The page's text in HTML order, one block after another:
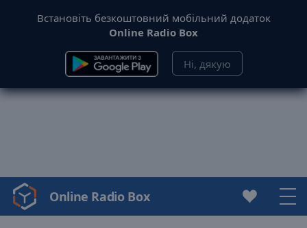
Встановіть безкоштовний мобільний додаток
Online Radio Box
Ні, дякую
Video
Player
Online Radio Box